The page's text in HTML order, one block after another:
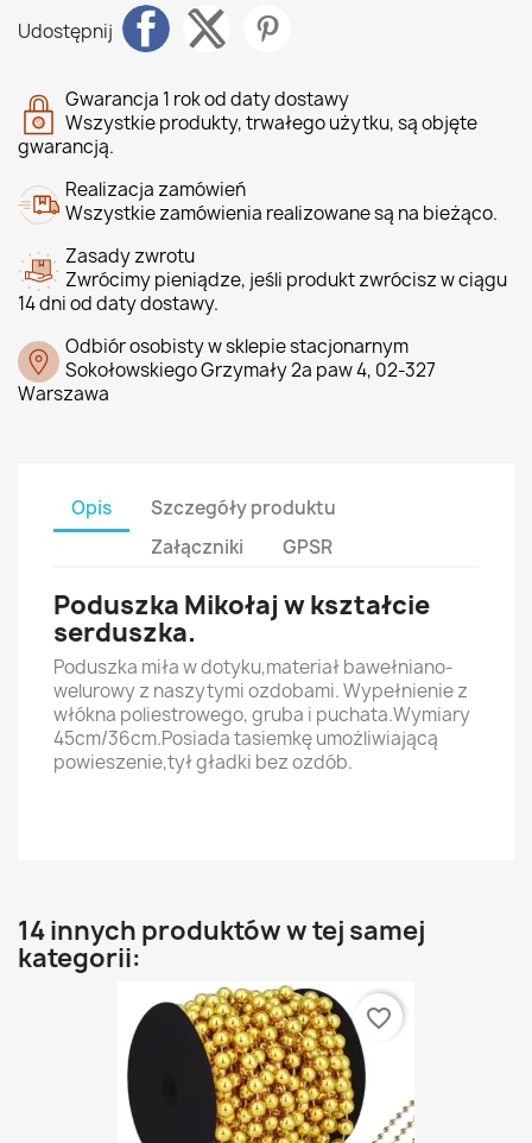
Udostępnij
Gwarancja 1 rok od daty dostawy
Wszystkie produkty, trwałego użytku, są objęte
gwarancją.
Realizacja zamówień
Wszystkie zamówienia realizowane są na bieżąco.
Zasady zwrotu
Zwrócimy pieniądze, jeśli produkt zwrócisz w ciągu
14 dni od daty dostawy.
Odbiór osobisty w sklepie stacjonarnym
Sokołowskiego Grzymały 2a paw 4, 02-327
Warszawa
Opis
Szczegóły produktu
Załączniki
GPSR
Poduszka Mikołaj w kształcie
serduszka.
Poduszka miła w dotyku,materiał bawełniano-
welurowy z naszytymi ozdobami. Wypełnienie z
włókna poliestrowego, gruba i puchata.Wymiary
45cm/36cm.Posiada tasiemkę umożliwiającą
powieszenie,tył gładki bez ozdób.
14 innych produktów w tej samej
kategorii:
favorite_border